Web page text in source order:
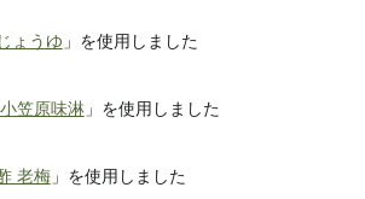
ょうゆ 」を使用しました
笠原味淋」を使用しました
老梅」を使用しました